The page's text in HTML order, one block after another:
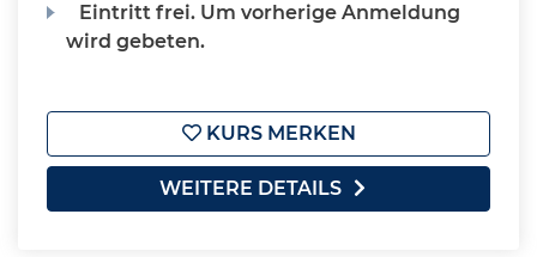
Eintritt frei. Um vorherige Anmeldung
wird gebeten.
KURS MERKEN
WEITERE DETAILS